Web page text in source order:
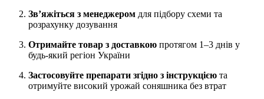
Зв’яжіться з менеджером для підбору схеми та
розрахунку дозування
Отримайте товар з доставкою протягом 1–3 днів у
будь-який регіон України
Застосовуйте препарати згідно з інструкцією та
отримуйте високий урожай соняшника без втрат